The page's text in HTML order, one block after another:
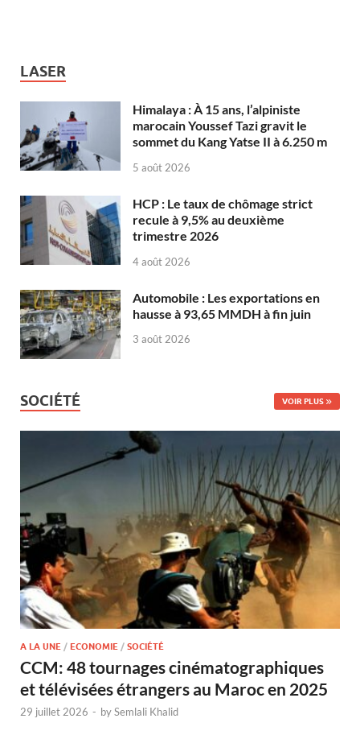
LASER
Himalaya : À 15 ans, l’alpiniste
marocain Youssef Tazi gravit le
sommet du Kang Yatse II à 6.250 m
5 août 2026
HCP : Le taux de chômage strict
recule à 9,5% au deuxième
trimestre 2026
4 août 2026
Automobile : Les exportations en
hausse à 93,65 MMDH à fin juin
3 août 2026
SOCIÉTÉ VOIR PLUS
A LA UNE / ECONOMIE / SOCIÉTÉ
CCM: 48 tournages cinématographiques
et télévisées étrangers au Maroc en 2025
29 juillet 2026 - bySemlali Khalid